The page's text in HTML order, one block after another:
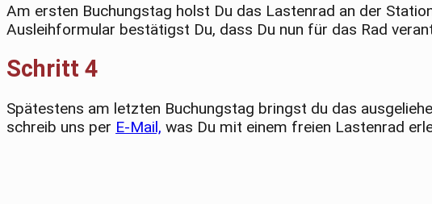
Am ersten Buchungstag holst Du das Lastenrad an der
Ausleihformular bestätigst Du, dass Du nun für das Rad
Schritt 4
Spätestens am letzten Buchungstag bringst du das
schreib uns per E-Mail, was Du mit einem freien Lastenrad